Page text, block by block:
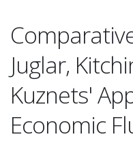
Juglar,
Kuznets'
Economic